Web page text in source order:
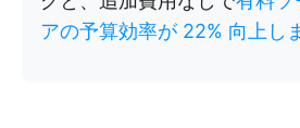
アの予算効率が 22% 向上し